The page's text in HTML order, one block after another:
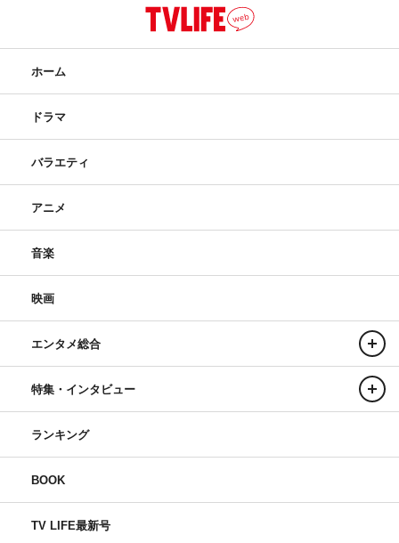
ホーム
ドラマ
バラエティ
アニメ
音楽
映画
エンタメ総合
特集・インタビュー
ランキング
BOOK
TV LIFE最新号